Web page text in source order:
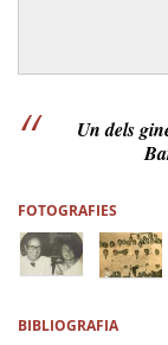
Un dels
FOTOGRAFIES
BIBLIOGRAFIA